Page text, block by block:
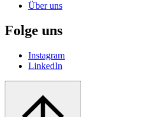
Über uns
Folge uns
Instagram
LinkedIn